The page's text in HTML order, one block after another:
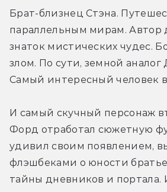
Брат-близнец Стэна.
параллельным мирам. Автор
знаток мистических чудес.
злом. По сути, земной аналог
Самый интересный человек
И самый скучный персонаж
Форд отработал сюжетную
удивил своим появлением,
флэшбеками о юности
тайны дневников и портала.